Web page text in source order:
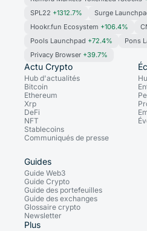
SPL22 +1312.7% Surge
Hookr.fun Ecosystem +106.4%
Pools Launchpad +72.4% Pons
Privacy Browser +39.7%
Actu Crypto
Hub d'actualités
Bitcoin
Ethereum
Xrp
DeFi
NFT
Stablecoins
Communiqués de presse
Guides
Guide Web3
Guide Crypto
Guide des portefeuilles
Guide des exchanges
Glossaire crypto
Newsletter
Plus